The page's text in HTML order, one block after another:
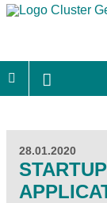
28.01.2020